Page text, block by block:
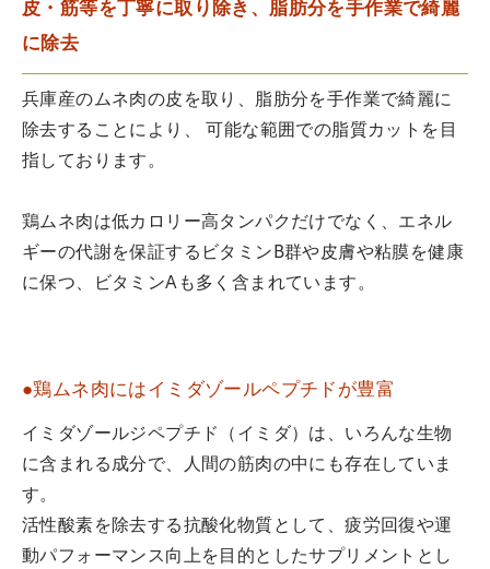
皮・筋等を丁寧に取り除き、脂肪分を手作業で綺麗
に除去
兵庫産のムネ肉の皮を取り、脂肪分を手作業で綺麗に
除去することにより、 可能な範囲での脂質カットを目
指しております。
鶏ムネ肉は低カロリー高タンパクだけでなく、エネル
ギーの代謝を保証するビタミンB群や皮膚や粘膜を健康
に保つ、ビタミンAも多く含まれています。
●鶏ムネ肉にはイミダゾールペプチドが豊富
イミダゾールジペプチド（イミダ）は、いろんな生物
に含まれる成分で、人間の筋肉の中にも存在していま
す。
活性酸素を除去する抗酸化物質として、疲労回復や運
動パフォーマンス向上を目的としたサプリメントとし